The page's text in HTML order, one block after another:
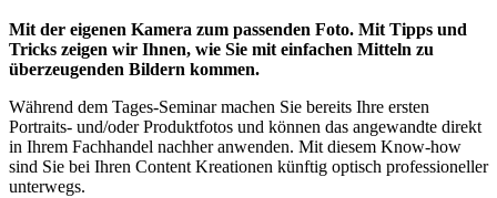
Mit der eigenen Kamera zum passenden Foto. Mit Tipps und
Tricks zeigen wir Ihnen, wie Sie mit einfachen Mitteln zu
überzeugenden Bildern kommen.
Während dem Tages-Seminar machen Sie bereits Ihre ersten
Portraits- und/oder Produktfotos und können das angewandte direkt
in Ihrem Fachhandel nachher anwenden. Mit diesem Know-how
sind Sie bei Ihren Content Kreationen künftig optisch professioneller
unterwegs.